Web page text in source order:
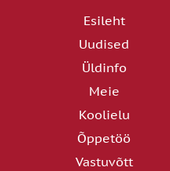
Esileht
Uudised
Üldinfo
Meie
Koolielu
Õppetöö
Vastuvõtt